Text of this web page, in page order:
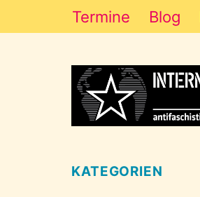
Termine Blog
KATEGORIEN